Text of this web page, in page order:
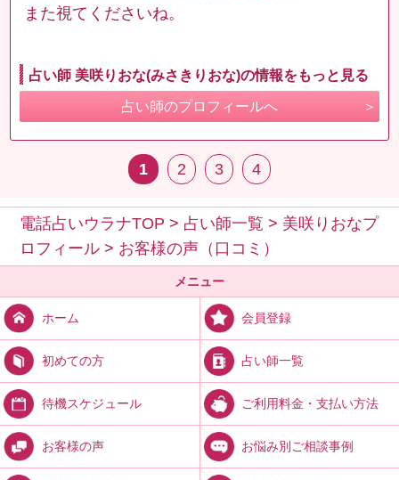
また視てくださいね。
占い師 美咲りおな(みさきりおな)の情報をもっと見る
占い師のプロフィールへ
1 2 3 4
電話占いウラナTOP > 占い師一覧 > 美咲りおなプ
ロフィール > お客様の声（口コミ）
メニュー
ホーム 会員登録
初めての方 占い師一覧
待機スケジュール ご利用料金・支払い方法
お客様の声 お悩み別ご相談事例